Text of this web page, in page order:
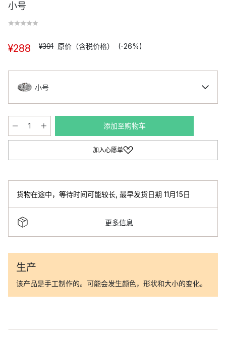
小号
¥288 ¥391 原价（含税价格） (-26%)
小号
添加至购物车
加入心愿单
货物在途中，等待时间可能较长 最早发货日期 11月15日
更多信息
生产
该产品是手工制作的。可能会发生颜色，形状和大小的变化。